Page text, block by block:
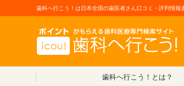
歯科へ行こう！は日本全国の歯医者さん口コミ・評判情報
歯科へ行こう！とは？